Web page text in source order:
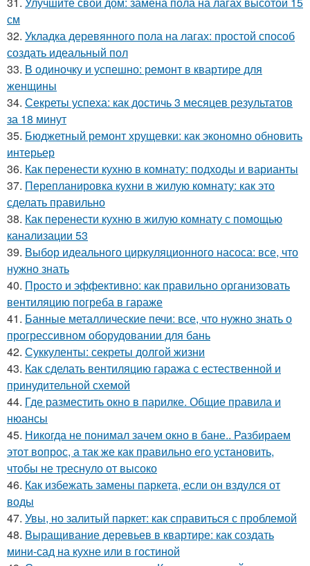
см
32. Укладка деревянного пола на лагах: простой способ
создать идеальный пол
33. В одиночку и успешно: ремонт в квартире для
женщины
34. Секреты успеха: как достичь 3 месяцев результатов
за 18 минут
35. Бюджетный ремонт хрущевки: как экономно обновить
интерьер
36. Как перенести кухню в комнату: подходы и варианты
37. Перепланировка кухни в жилую комнату: как это
сделать правильно
38. Как перенести кухню в жилую комнату с помощью
канализации 53
39. Выбор идеального циркуляционного насоса: все, что
нужно знать
40. Просто и эффективно: как правильно организовать
вентиляцию погреба в гараже
41. Банные металлические печи: все, что нужно знать о
прогрессивном оборудовании для бань
42. Суккуленты: секреты долгой жизни
43. Как сделать вентиляцию гаража с естественной и
принудительной схемой
44. Где разместить окно в парилке. Общие правила и
нюансы
45. Никогда не понимал зачем окно в бане.. Разбираем
этот вопрос, а так же как правильно его установить,
чтобы не треснуло от высоко
46. Как избежать замены паркета, если он вздулся от
воды
47. Увы, но залитый паркет: как справиться с проблемой
48. Выращивание деревьев в квартире: как создать
мини-сад на кухне или в гостиной